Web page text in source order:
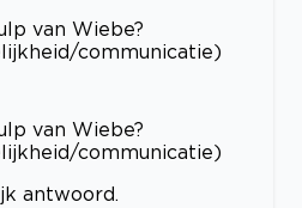
van Wiebe?
communicatie)
van Wiebe?
communicatie)
antwoord.